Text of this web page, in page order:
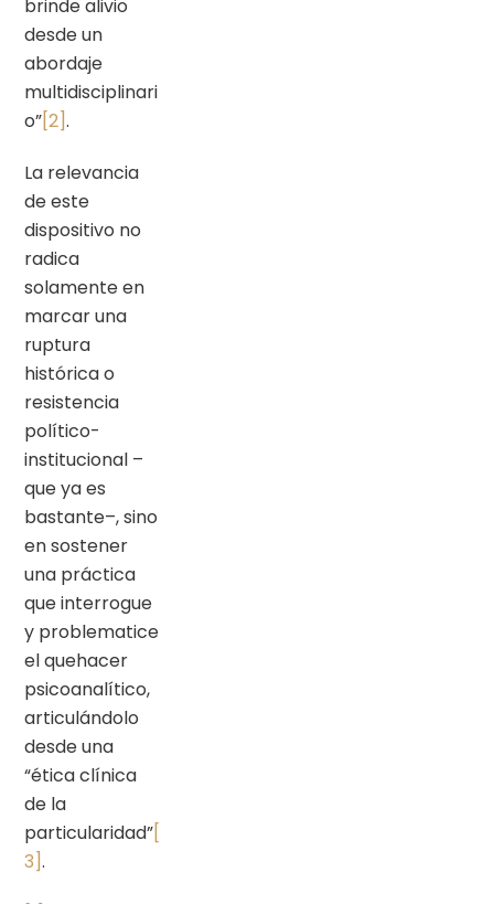
brinde alivio
desde un
abordaje
multidisciplinari
o”[2].
La relevancia
de este
dispositivo no
radica
solamente en
marcar una
ruptura
histórica o
resistencia
político-
institucional –
que ya es
bastante–, sino
en sostener
una práctica
que interrogue
y problematice
el quehacer
psicoanalítico,
articulándolo
desde una
“ética clínica
de la
particularidad”[
3].